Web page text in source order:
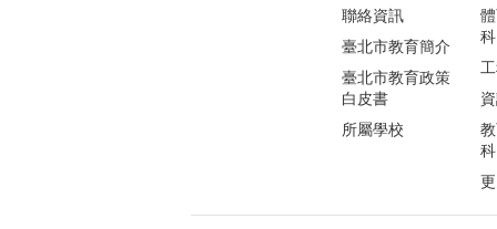
聯絡資訊
臺北市教育簡介
臺北市教育政策
白皮書
所屬學校
科
科